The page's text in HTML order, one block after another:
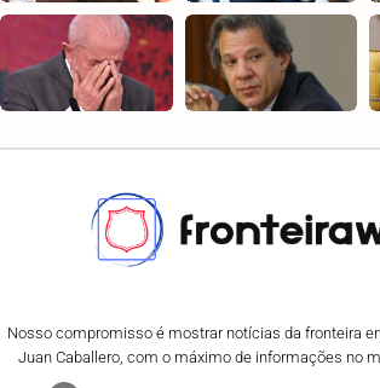
Nosso compromisso é mostrar notícias da fronteira
Juan Caballero, com o máximo de informações no